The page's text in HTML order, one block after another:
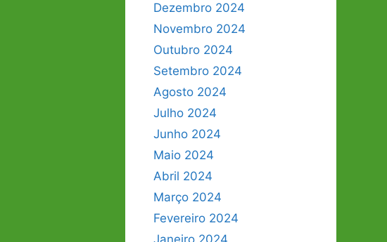
Dezembro 2024
Novembro 2024
Outubro 2024
Setembro 2024
Agosto 2024
Julho 2024
Junho 2024
Maio 2024
Abril 2024
Março 2024
Fevereiro 2024
Janeiro 2024